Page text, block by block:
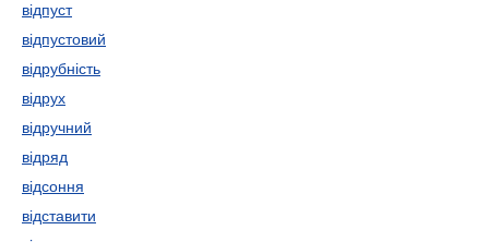
відпуст
відпустовий
відрубність
відрух
відручний
відряд
відсоння
відставити